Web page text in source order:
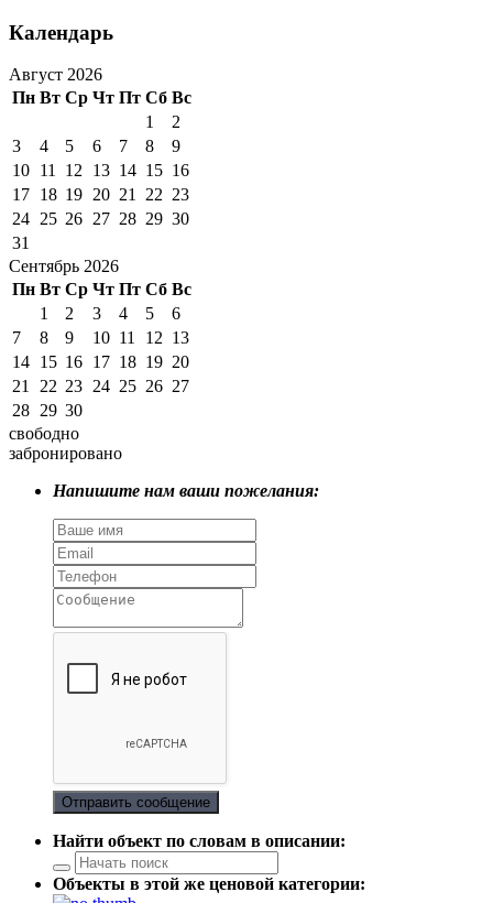
Календарь
Август 2026
Пн Вт Ср Чт Пт Сб Вс
1
2
3
4 5 6 7 8
9
10 11 12 13 14 15 16
17 18 19 20 21 22 23
24 25 26 27 28 29 30
31
Сентябрь 2026
Пн Вт Ср Чт Пт Сб Вс
1
2 3 4 5
6
7
8 9 10 11 12 13
14 15 16 17 18 19 20
21
22 23 24 25 26 27
28 29 30
свободно
забронировано
Напишите нам ваши пожелания:
Отправить сообщение
Найти объект по словам в описании:
Объекты в этой же ценовой категории: